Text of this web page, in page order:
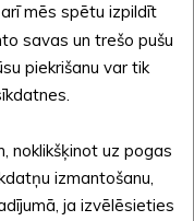
ceremonijā;
ir galīgs un
reģistrāciju šīm
ierobežots;
obligāti jābūt
vestes
mēs spētu izpildīt
savas un trešo pušu
piekrišanu var tik
noklikšķinot uz pogas
izmantošanu,
ja izvēlēsieties